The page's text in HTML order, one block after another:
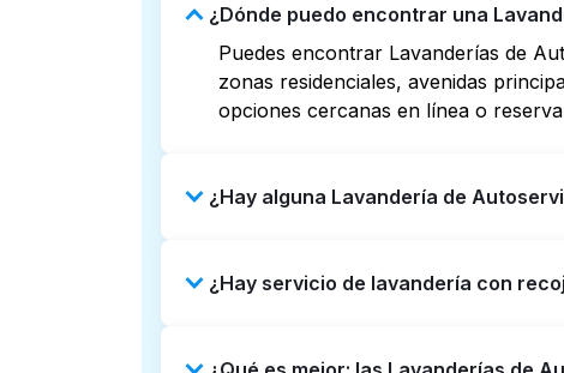
¿Dónde puedo encontrar una
Puedes encontrar Lavanderías de
zonas residenciales, avenidas
opciones cercanas en línea o
¿Hay alguna Lavandería de
Revisar listados o mapas en línea
¿Hay servicio de lavandería con